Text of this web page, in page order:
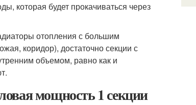
которая будет прокачиваться через
отопления с большим
коридор), достаточно секции с
объемом, равно как и
мощность 1 секции